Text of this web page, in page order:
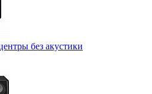
без акустики